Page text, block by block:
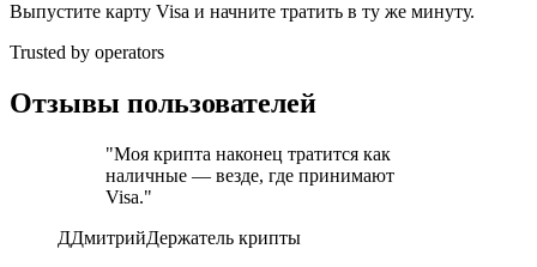
Выпустите карту Visa и начните тратить в ту же минуту.
Trusted by operators
Отзывы пользователей
"Моя крипта наконец тратится как
наличные — везде, где принимают
Visa."
ДДмитрийДержатель крипты